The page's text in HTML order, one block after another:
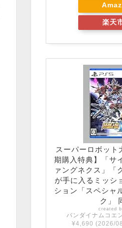
楽天
スーパーロボッ
期購入特典】「サ
ァングネクス」「
が手に入るミッシ
ション「スペシャ
ク」
created
バンダイナムコエ
¥4,690 (2026/